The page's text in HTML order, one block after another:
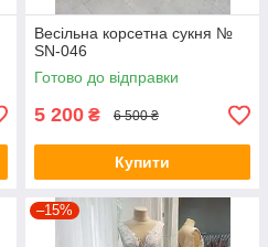
Весільна корсетна сукня №
SN-046
Готово до відправки
5 200 ₴ 6 500 ₴
Купити
–15%